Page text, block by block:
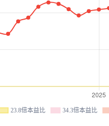
23.8倍本益比 34.3倍本益比